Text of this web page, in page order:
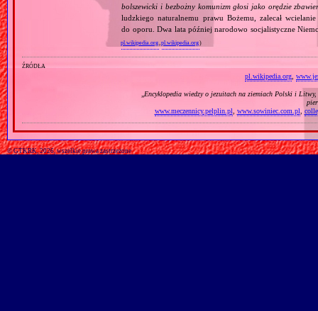
bolszewicki i bezbożny komunizm głosi jako orędzie
ludzkiego naturalnemu prawu Bożemu, zalecał
do oporu. Dwa lata później narodowo socjalistyczne
pl.wikipedia.org,pl.wikipedia.org)
źródła
pl.wikipedia.org
Encyklopedia wiedzy o jezuitach na ziemiach Polski i Litwy,
www.meczennicy.pelplin.pl
www.sowiniec.com.pl
© GTKRK, 2026, wszelkie prawa zastrzeżone